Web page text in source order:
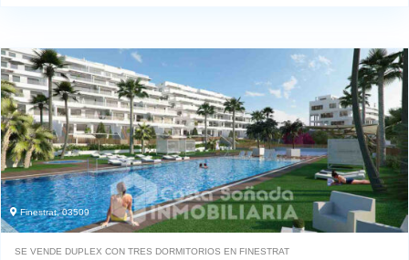
Finestrat, 03509
SE VENDE DUPLEX CON TRES DORMITORIOS EN FINESTRAT